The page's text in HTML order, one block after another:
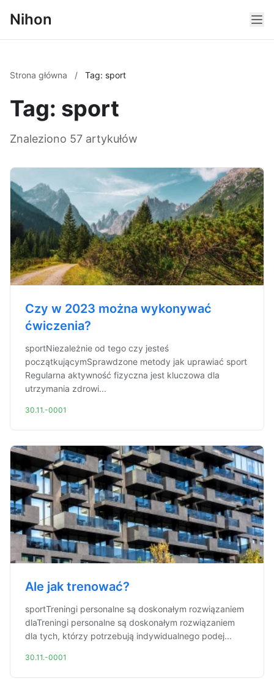
Nihon
Strona główna / Tag: sport
Tag: sport
Znaleziono 57 artykułów
Czy w 2023 można wykonywać
ćwiczenia?
sportNiezależnie od tego czy jesteś
początkującymSprawdzone metody jak uprawiać sport
Regularna aktywność fizyczna jest kluczowa dla
utrzymania zdrowi...
30.11.-0001
Ale jak trenować?
sportTreningi personalne są doskonałym rozwiązaniem
dlaTreningi personalne są doskonałym rozwiązaniem
dla tych, którzy potrzebują indywidualnego podej...
30.11.-0001